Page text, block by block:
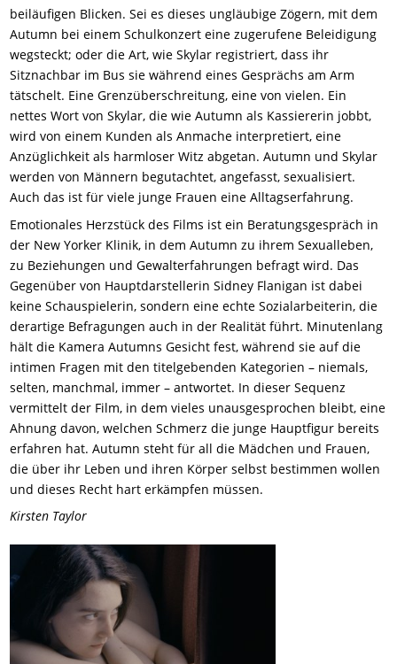
beiläufigen Blicken. Sei es dieses ungläubige Zögern, mit dem
Autumn bei einem Schulkonzert eine zugerufene Beleidigung
wegsteckt; oder die Art, wie Skylar registriert, dass ihr
Sitznachbar im Bus sie während eines Gesprächs am Arm
tätschelt. Eine Grenzüberschreitung, eine von vielen. Ein
nettes Wort von Skylar, die wie Autumn als Kassiererin jobbt,
wird von einem Kunden als Anmache interpretiert, eine
Anzüglichkeit als harmloser Witz abgetan. Autumn und Skylar
werden von Männern begutachtet, angefasst, sexualisiert.
Auch das ist für viele junge Frauen eine Alltagserfahrung.
Emotionales Herzstück des Films ist ein Beratungsgespräch in
der New Yorker Klinik, in dem Autumn zu ihrem Sexualleben,
zu Beziehungen und Gewalterfahrungen befragt wird. Das
Gegenüber von Hauptdarstellerin Sidney Flanigan ist dabei
keine Schauspielerin, sondern eine echte Sozialarbeiterin, die
derartige Befragungen auch in der Realität führt. Minutenlang
hält die Kamera Autumns Gesicht fest, während sie auf die
intimen Fragen mit den titelgebenden Kategorien – niemals,
selten, manchmal, immer – antwortet. In dieser Sequenz
vermittelt der Film, in dem vieles unausgesprochen bleibt, eine
Ahnung davon, welchen Schmerz die junge Hauptfigur bereits
erfahren hat. Autumn steht für all die Mädchen und Frauen,
die über ihr Leben und ihren Körper selbst bestimmen wollen
und dieses Recht hart erkämpfen müssen.
Kirsten Taylor